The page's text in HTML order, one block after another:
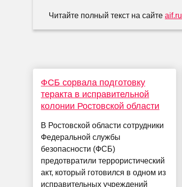
Читайте полный текст на сайтеaif.ru
ФСБ сорвала подготовку
теракта в исправительной
колонии Ростовской области
В Ростовской области сотрудники
Федеральной службы
безопасности (ФСБ)
предотвратили террористический
акт, который готовился в одном из
исправительных учреждений